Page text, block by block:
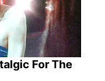
For The